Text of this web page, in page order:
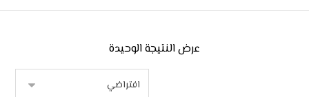
عرض النتيجة الوحيدة